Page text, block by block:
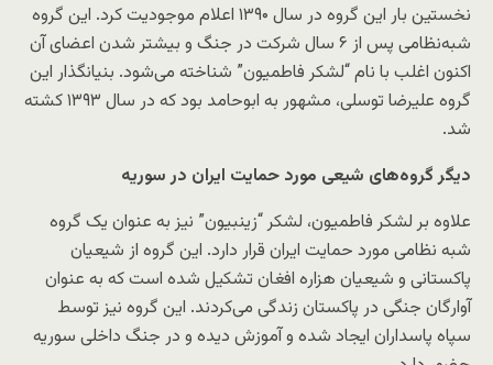
نخستین بار این گروه در سال ۱۳۹۰ اعلام موجودیت کرد. این گروه
شبه‌نظامی پس از ۶ سال شرکت در جنگ و بیشتر شدن اعضای آن
اکنون اغلب با نام “لشکر فاطمیون” شناخته می‌شود. بنیانگذار این
گروه علیرضا توسلی، مشهور به ابوحامد بود که در سال ۱۳۹۳ کشته
شد.
دیگر گروه‌های شیعی مورد حمایت ایران در سوریه
علاوه بر لشکر فاطمیون، لشکر “زینبیون” نیز به عنوان یک گروه
شبه نظامی مورد حمایت ایران قرار دارد. این گروه از شیعیان
پاکستانی و شیعیان هزاره افغان تشکیل شده است که به عنوان
آوارگان جنگی در پاکستان زندگی می‌کردند. این گروه نیز توسط
سپاه پاسداران ایجاد شده و آموزش دیده​ و در جنگ داخلی سوریه